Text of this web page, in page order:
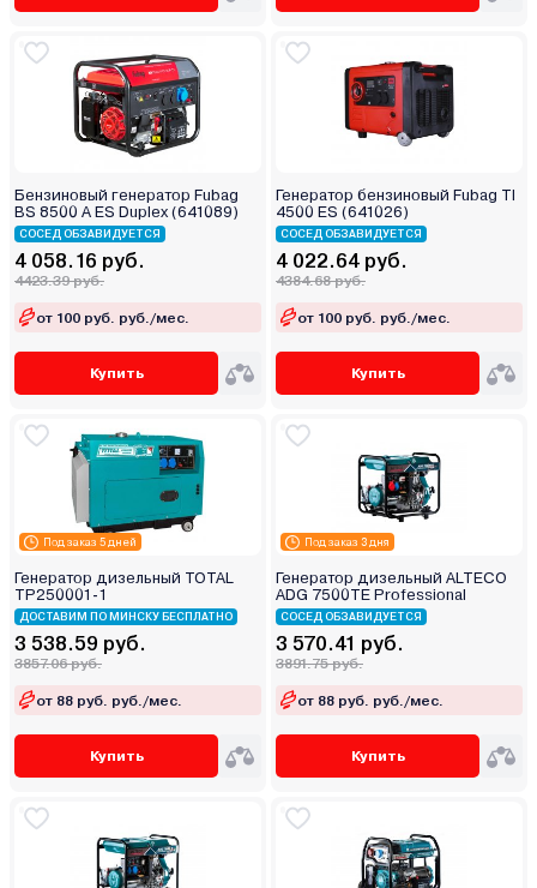
Бензиновый генератор Fubag
BS 8500 A ES Duplex (641089)
СОСЕД ОБЗАВИДУЕТСЯ
4 058.16 руб.
4423.39 руб.
от 100 руб. руб./мес.
Купить
Генератор бензиновый Fubag TI
4500 ES (641026)
СОСЕД ОБЗАВИДУЕТСЯ
4 022.64 руб.
4384.68 руб.
от 100 руб. руб./мес.
Купить
Под заказ 5 дней
Генератор дизельный TOTAL
TP250001-1
ДОСТАВИМ ПО МИНСКУ БЕСПЛАТНО
3 538.59 руб.
3857.06 руб.
от 88 руб. руб./мес.
Купить
Под заказ 3 дня
Генератор дизельный ALTECO
ADG 7500TE Professional
СОСЕД ОБЗАВИДУЕТСЯ
3 570.41 руб.
3891.75 руб.
от 88 руб. руб./мес.
Купить